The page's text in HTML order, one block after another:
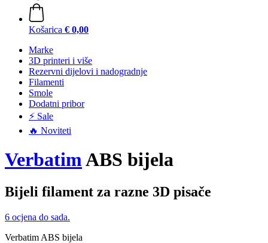
Košarica € 0,00
Marke
3D printeri i više
Rezervni dijelovi i nadogradnje
Filamenti
Smole
Dodatni pribor
⚡ Sale
🔥 Noviteti
VerbatimABS bijela
Bijeli filament za razne 3D pisače
6 ocjena do sada.
Verbatim ABS bijela